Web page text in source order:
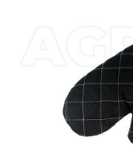
Michelin
Mille
Minox